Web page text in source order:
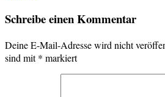
Schreibe einen Kommentar
Deine E-Mail-Adresse wird nicht
sind mit* markiert